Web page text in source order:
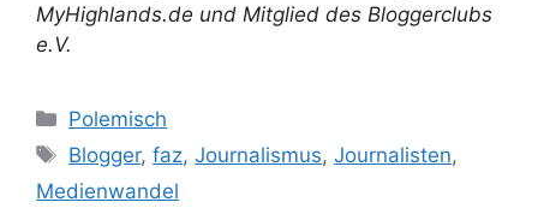
MyHighlands.de und Mitglied des Bloggerclubs
e.V.
Kategorien
Polemisch
Schlagwörter
Blogger,faz,Journalismus,Journalisten,
Medienwandel